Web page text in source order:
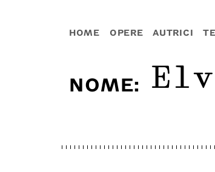
HOME OPERE AUTRICI
NOME: